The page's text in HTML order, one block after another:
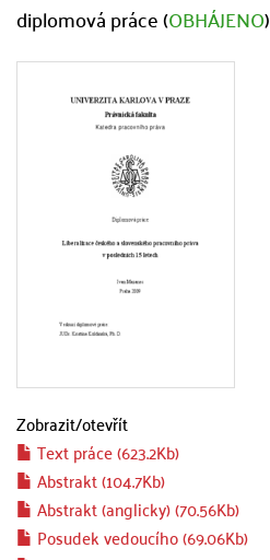
diplomová práce (OBHÁJENO)
Zobrazit/otevřít
Text práce (623.2Kb)
Abstrakt (104.7Kb)
Abstrakt (anglicky) (70.56Kb)
Posudek vedoucího (69.06Kb)